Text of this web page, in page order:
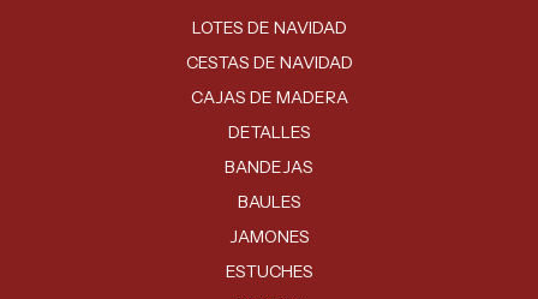
LOTES DE NAVIDAD
CESTAS DE NAVIDAD
CAJAS DE MADERA
DETALLES
BANDEJAS
BAULES
JAMONES
ESTUCHES